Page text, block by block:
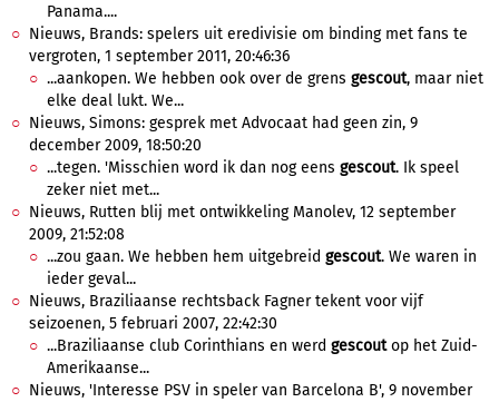
Panama....
Nieuws, Brands: spelers uit eredivisie om binding met fans te
vergroten, 1 september 2011, 20:46:36
...aankopen. We hebben ook over de grens gescout, maar niet
elke deal lukt. We...
Nieuws, Simons: gesprek met Advocaat had geen zin, 9
december 2009, 18:50:20
...tegen. 'Misschien word ik dan nog eens gescout. Ik speel
zeker niet met...
Nieuws, Rutten blij met ontwikkeling Manolev, 12 september
2009, 21:52:08
...zou gaan. We hebben hem uitgebreid gescout. We waren in
ieder geval...
Nieuws, Braziliaanse rechtsback Fagner tekent voor vijf
seizoenen, 5 februari 2007, 22:42:30
...Braziliaanse club Corinthians en werd gescoutop het Zuid-
Amerikaanse...
Nieuws, 'Interesse PSV in speler van Barcelona B', 9 november